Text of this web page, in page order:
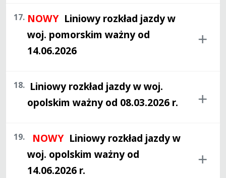
17. NOWY Liniowy rozkład jazdy w
woj. pomorskim ważny od
14.06.2026
18. Liniowy rozkład jazdy w woj.
opolskim ważny od 08.03.2026 r.
19. NOWY Liniowy rozkład jazdy w
woj. opolskim ważny od
14.06.2026 r.